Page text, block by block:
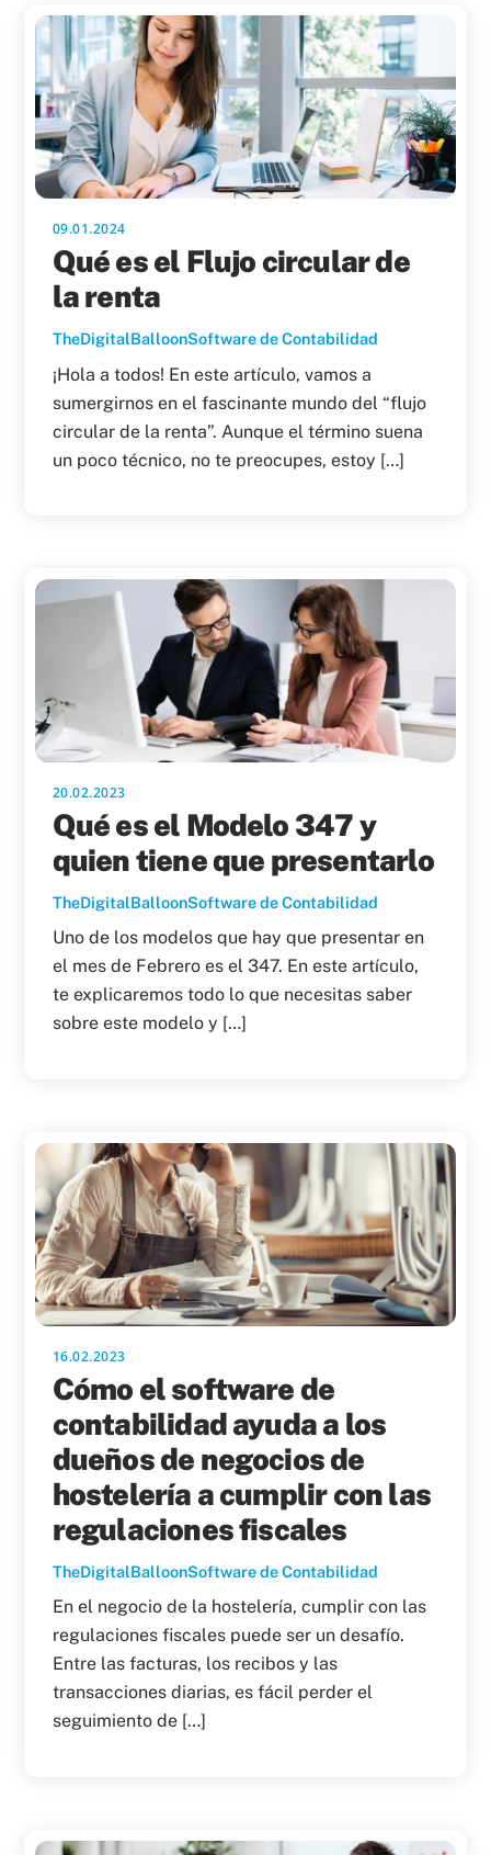
09.01.2024
Qué es el Flujo circular de
la renta
TheDigitalBalloonSoftware de Contabilidad
¡Hola a todos! En este artículo, vamos a
sumergirnos en el fascinante mundo del “flujo
circular de la renta”. Aunque el término suena
un poco técnico, no te preocupes, estoy […]
20.02.2023
Qué es el Modelo 347 y
quien tiene que presentarlo
TheDigitalBalloonSoftware de Contabilidad
Uno de los modelos que hay que presentar en
el mes de Febrero es el 347. En este artículo,
te explicaremos todo lo que necesitas saber
sobre este modelo y […]
16.02.2023
Cómo el software de
contabilidad ayuda a los
dueños de negocios de
hostelería a cumplir con las
regulaciones fiscales
TheDigitalBalloonSoftware de Contabilidad
En el negocio de la hostelería, cumplir con las
regulaciones fiscales puede ser un desafío.
Entre las facturas, los recibos y las
transacciones diarias, es fácil perder el
seguimiento de […]